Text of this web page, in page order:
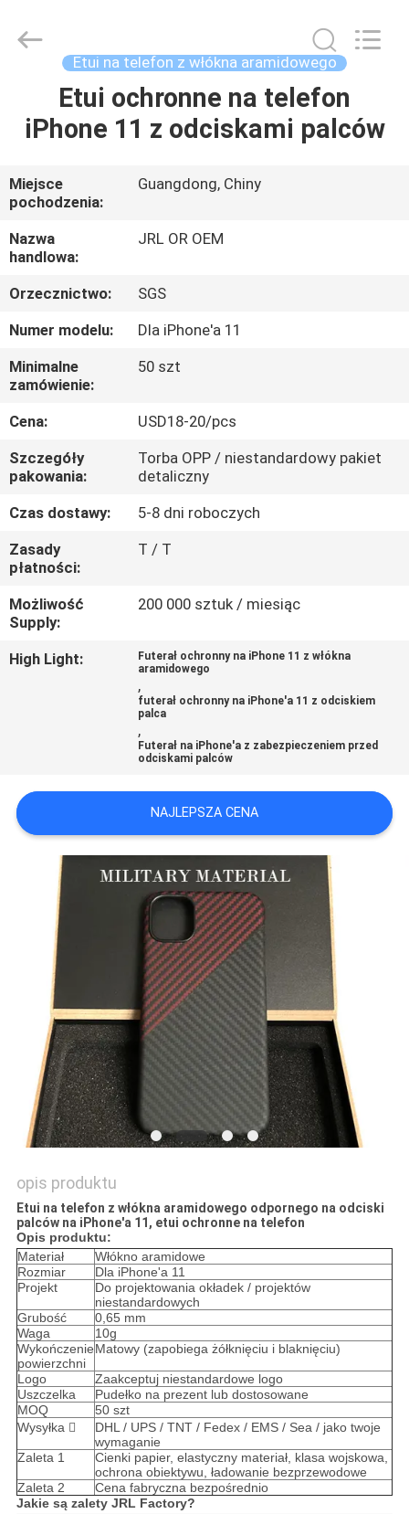
FILMY
POKAZ
VR
O
NAS
KONTROLA
JAKOŚCI
SKONTAKTUJ
SIĘ
Z
NAMI
AKTUALNOŚCI
NEWS
SITEMAP
PRIVACY
POLICY
Technology
Etui na telefon z włókna aramidowego
Etui ochronne na telefon
iPhone 11 z odciskami palców
Miejsce
pochodzenia:
Guangdong, Chiny
Nazwa
handlowa:
JRL OR OEM
Orzecznictwo:
SGS
Numer modelu:
Dla iPhone'a 11
Minimalne
zamówienie:
50 szt
Cena:
USD18-20/pcs
Szczegóły
pakowania:
Torba OPP / niestandardowy pakiet
detaliczny
Czas dostawy:
5-8 dni roboczych
Zasady
płatności:
T / T
Możliwość
Supply:
200 000 sztuk / miesiąc
High Light:
Futerał ochronny na iPhone 11 z włókna
aramidowego
,
futerał ochronny na iPhone'a 11 z odciskiem
palca
,
Futerał na iPhone'a z zabezpieczeniem przed
odciskami palców
NAJLEPSZA CENA
opis produktu
Etui na telefon z włókna aramidowego odpornego na odciski
palców na iPhone'a 11, etui ochronne na telefon
Opis produktu:
Materiał
Włókno aramidowe
Rozmiar
Dla iPhone'a 11
Projekt
Do projektowania okładek / projektów
niestandardowych
Grubość
0,65 mm
Waga
10g
Wykończenie
powierzchni
Matowy (zapobiega żółknięciu i blaknięciu)
Logo
Zaakceptuj niestandardowe logo
Uszczelka
Pudełko na prezent lub dostosowane
MOQ
50 szt
Wysyłka 
DHL / UPS / TNT / Fedex / EMS / Sea / jako twoje
wymaganie
Zaleta 1
Cienki papier, elastyczny materiał, klasa wojskowa,
ochrona obiektywu, ładowanie bezprzewodowe
Zaleta 2
Cena fabryczna bezpośrednio
Jakie są zalety JRL Factory?